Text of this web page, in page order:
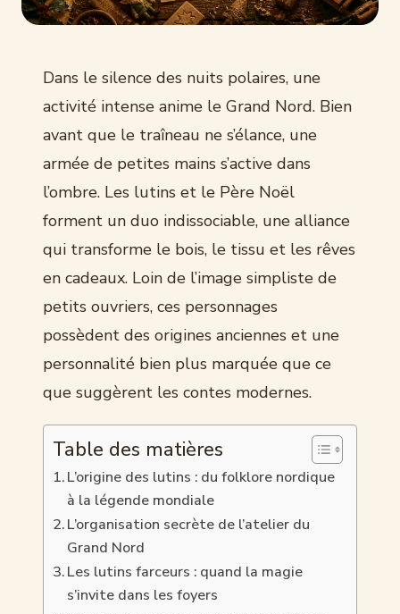
Dans le silence des nuits polaires, une
activité intense anime le Grand Nord. Bien
avant que le traîneau ne s’élance, une
armée de petites mains s’active dans
l’ombre. Les lutins et le Père Noël
forment un duo indissociable, une alliance
qui transforme le bois, le tissu et les rêves
en cadeaux. Loin de l’image simpliste de
petits ouvriers, ces personnages
possèdent des origines anciennes et une
personnalité bien plus marquée que ce
que suggèrent les contes modernes.
Table des matières
L’origine des lutins : du folklore nordique
à la légende mondiale
L’organisation secrète de l’atelier du
Grand Nord
Les lutins farceurs : quand la magie
s’invite dans les foyers